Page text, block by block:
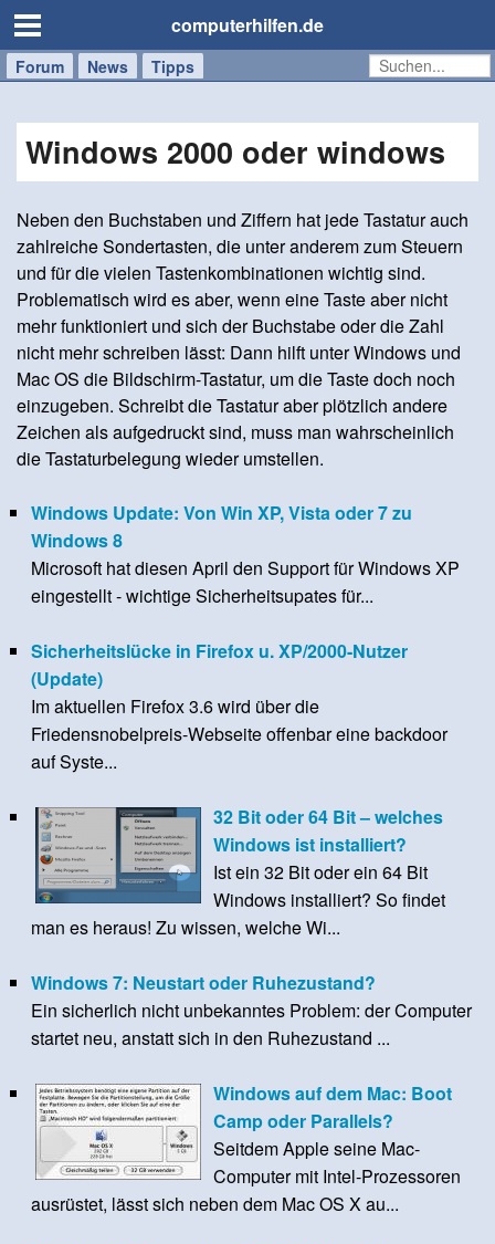
computerhilfen.de
Forum News Tipps
Handy
Windows
Mac
Windows 2000 oder windows
Neben den Buchstaben und Ziffern hat jede Tastatur auch
zahlreiche Sondertasten, die unter anderem zum Steuern
und für die vielen Tastenkombinationen wichtig sind.
Problematisch wird es aber, wenn eine Taste aber nicht
mehr funktioniert und sich der Buchstabe oder die Zahl
nicht mehr schreiben lässt: Dann hilft unter Windows und
Mac OS die Bildschirm-Tastatur, um die Taste doch noch
einzugeben. Schreibt die Tastatur aber plötzlich andere
Zeichen als aufgedruckt sind, muss man wahrscheinlich
die Tastaturbelegung wieder umstellen.
Windows Update: Von Win XP, Vista oder 7 zu
Windows 8
Microsoft hat diesen April den Support für Windows XP
eingestellt - wichtige Sicherheitsupates für...
Sicherheitslücke in Firefox u. XP/2000-Nutzer
(Update)
Im aktuellen Firefox 3.6 wird über die
Friedensnobelpreis-Webseite offenbar eine backdoor
auf Syste...
32 Bit oder 64 Bit – welches
Windows ist installiert?
Ist ein 32 Bit oder ein 64 Bit
Windows installiert? So findet
man es heraus! Zu wissen, welche Wi...
Windows 7: Neustart oder Ruhezustand?
Ein sicherlich nicht unbekanntes Problem: der Computer
startet neu, anstatt sich in den Ruhezustand ...
Windows auf dem Mac: Boot
Camp oder Parallels?
Seitdem Apple seine Mac-
Computer mit Intel-Prozessoren
ausrüstet, lässt sich neben dem Mac OS X au...